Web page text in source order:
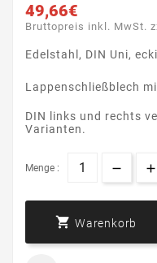
49,66€
Bruttopreis inkl. MwSt.
Edelstahl, DIN Uni,
Lappenschließblech
DIN links und rechts
Varianten.
Menge :
 Warenkorb